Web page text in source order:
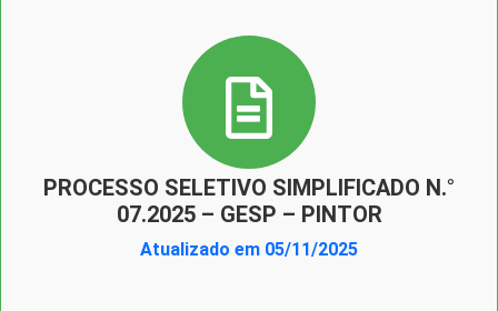
PROCESSO SELETIVO SIMPLIFICADO N.°
07.2025 – GESP – PINTOR
Atualizado em 05/11/2025